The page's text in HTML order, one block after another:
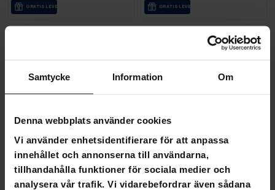
Samtycke Information Om
Denna webbplats använder cookies
Vi använder enhetsidentifierare för att anpassa
innehållet och annonserna till användarna,
tillhandahålla funktioner för sociala medier och
analysera vår trafik. Vi vidarebefordrar även sådana
GRA­TIS LE­VE­RANS
Fornorth soptunneskydd med tak Premium 71x82x123cm
3 390,00 kr
GRA­TIS LE­VE­RANS
Fornorth Sopskjul
4 990,00 kr
-42%